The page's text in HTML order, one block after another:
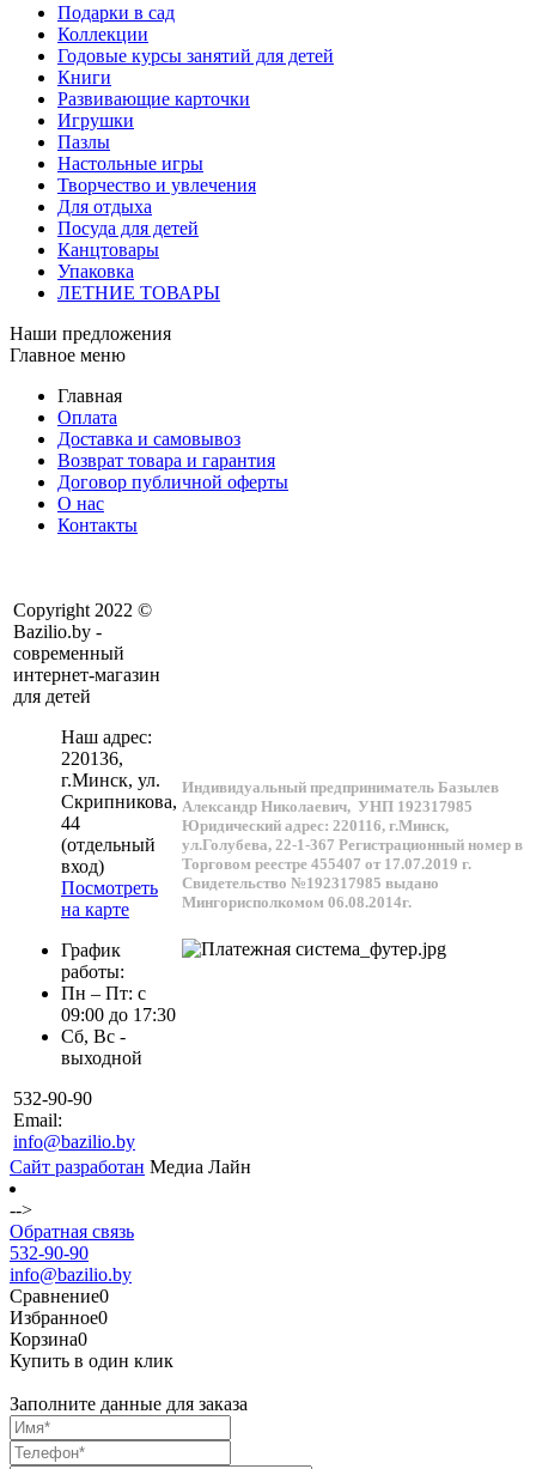
Подарки в сад
Коллекции
Годовые курсы занятий для детей
Книги
Развивающие карточки
Игрушки
Пазлы
Настольные игры
Творчество и увлечения
Для отдыха
Посуда для детей
Канцтовары
Упаковка
ЛЕТНИЕ ТОВАРЫ
Наши предложения
Главное меню
Главная
Оплата
Доставка и самовывоз
Возврат товара и гарантия
Договор публичной оферты
О нас
Контакты
Copyright 2022 ©
Bazilio.by -
современный
интернет-магазин
для детей
Наш адрес:
220136,
г.Минск, ул.
Скрипникова,
44
(отдельный
вход)
Посмотреть
на карте
График
работы:
Пн – Пт: с
09:00 до 17:30
Сб, Вс -
выходной
532-90-90
Email:
info@bazilio.by
Индивидуальный предприниматель Базылев
Александр Николаевич, УНП 192317985
Юридический адрес: 220116, г.Минск,
ул.Голубева, 22-1-367 Регистрационный номер в
Торговом реестре 455407 от 17.07.2019 г.
Свидетельство №192317985 выдано
Мингорисполкомом 06.08.2014г.
Сайт разработан Медиа Лайн
-->
Обратная связь
532-90-90
info@bazilio.by
Сравнение0
Избранное0
Корзина0
Купить в один клик
Заполните данные для заказа